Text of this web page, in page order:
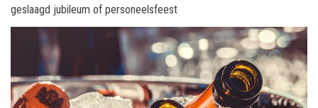
geslaagd jubileum of personeelsfeest